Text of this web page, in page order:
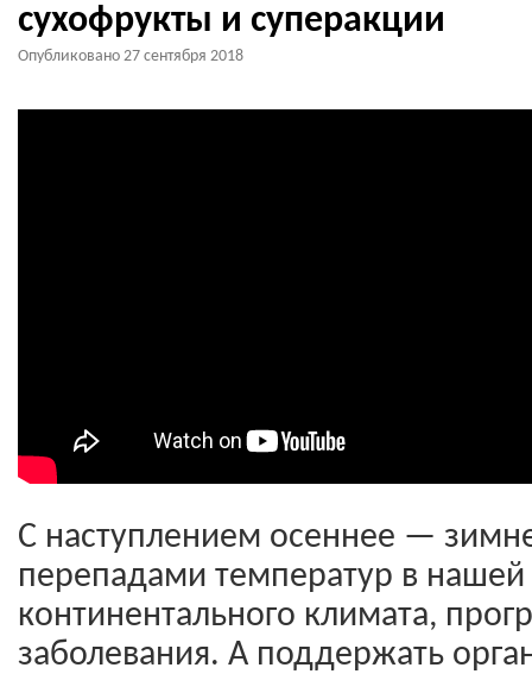
сухофрукты и суперакции
Опубликовано 27 сентября 2018
С наступлением осеннее —
перепадами температур в нашей
континентального климата,
заболевания. А поддержать